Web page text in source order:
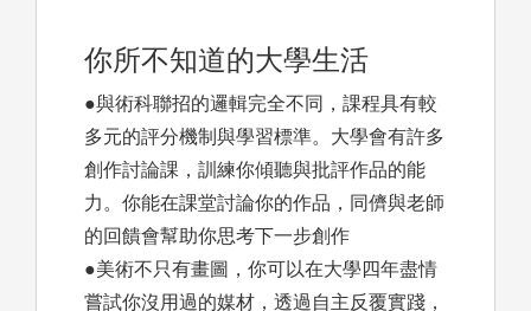
你所不知道的大學生活
●與術科聯招的邏輯完全不同，課程具有較
多元的評分機制與學習標準。大學會有許多
創作討論課，訓練你傾聽與批評作品的能
力。你能在課堂討論你的作品，同儕與老師
的回饋會幫助你思考下一步創作
●美術不只有畫圖，你可以在大學四年盡情
嘗試你沒用過的媒材，透過自主反覆實踐，